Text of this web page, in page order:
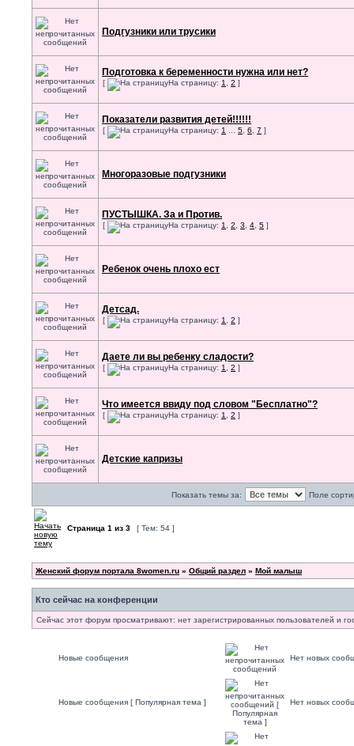
Подгузники или трусики
Подготовка к беременности нужна или нет?
[ На страницу: 1 2 ]
Показатели развития детей!!!!!!
[ На страницу: 1 5 6 7 ]
Многоразовые подгузники
ПУСТЫШКА. За и Против.
[ На страницу: 1 2 3 4 5 ]
Ребенок очень плохо ест
Детсад.
[ На страницу: 1 2 ]
Даете ли вы ребенку сладости?
[ На страницу: 1 2 ]
Что имеется ввиду под словом "Бесплатно"?
[ На страницу: 1 2 ]
Детские капризы
Показать темы за: Поле
Страница 1 из 3 [ Тем: 54 ]
Женский форум портала 8women.ru » Общий раздел » Мой малыш
Кто сейчас на конференции
Сейчас этот форум просматривают: нет зарегистрированных пользователей и
Новые сообщения Нет новых
Новые сообщения [ Популярная тема ] Нет новых